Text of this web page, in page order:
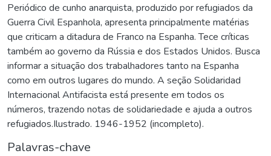
Periódico de cunho anarquista, produzido por refugiados da
Guerra Civil Espanhola, apresenta principalmente matérias
que criticam a ditadura de Franco na Espanha. Tece críticas
também ao governo da Rússia e dos Estados Unidos. Busca
informar a situação dos trabalhadores tanto na Espanha
como em outros lugares do mundo. A seção Solidaridad
Internacional Antifacista está presente em todos os
números, trazendo notas de solidariedade e ajuda a outros
refugiados.Ilustrado. 1946-1952 (incompleto).
Palavras-chave